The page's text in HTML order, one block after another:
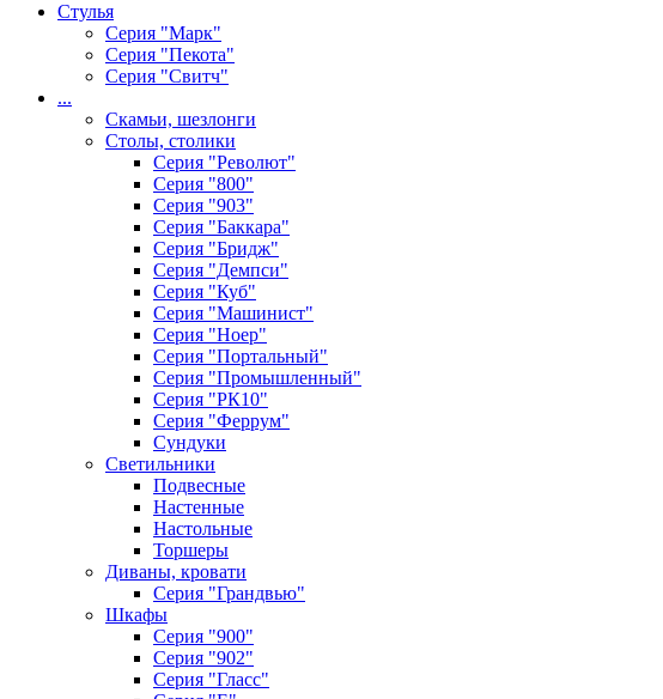
Стулья
Серия "Марк"
Серия "Пекота"
Серия "Свитч"
...
Скамьи, шезлонги
Столы, столики
Серия "Револют"
Серия "800"
Серия "903"
Серия "Баккара"
Серия "Бридж"
Серия "Демпси"
Серия "Куб"
Серия "Машинист"
Серия "Ноер"
Серия "Портальный"
Серия "Промышленный"
Серия "РК10"
Серия "Феррум"
Сундуки
Светильники
Подвесные
Настенные
Настольные
Торшеры
Диваны, кровати
Серия "Грандвью"
Шкафы
Серия "900"
Серия "902"
Серия "Гласс"